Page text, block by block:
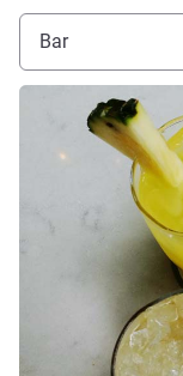
Bar
Voir les détails